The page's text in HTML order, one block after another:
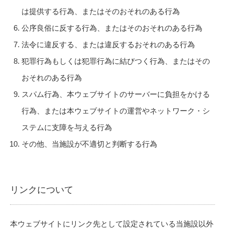
は提供する行為、またはそのおそれのある行為
公序良俗に反する行為、またはそのおそれのある行為
法令に違反する、または違反するおそれのある行為
犯罪行為もしくは犯罪行為に結びつく行為、またはその
おそれのある行為
スパム行為、本ウェブサイトのサーバーに負担をかける
行為、または本ウェブサイトの運営やネットワーク・シ
ステムに支障を与える行為
その他、当施設が不適切と判断する行為
リンクについて
本ウェブサイトにリンク先として設定されている当施設以外